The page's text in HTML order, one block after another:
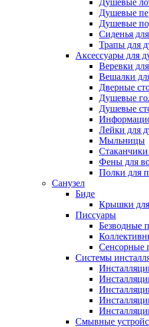
Душевые
Душевые
Душевые
Сиденья
Трапы для
Аксессуары для
Веревки
Вешалки
Дверные
Душевые
Душевые
Лейки для
Мыльницы
Фены для
Полки для
Санузел
Биде
Крышки
Писсуары
Безводные
Сенсорные
Системы
Смывные